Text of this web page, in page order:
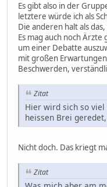
Es gibt also in der
letztere würde ich als
Die anderen halt als das,
Es mag auch noch
um einer Debatte
mit großen
Beschwerden,
Zitat
Hier wird sich so
heissen Brei
Nicht doch. Das kriegt
Zitat